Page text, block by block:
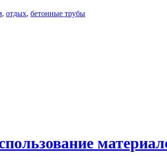
, отдых, бетонные трубы